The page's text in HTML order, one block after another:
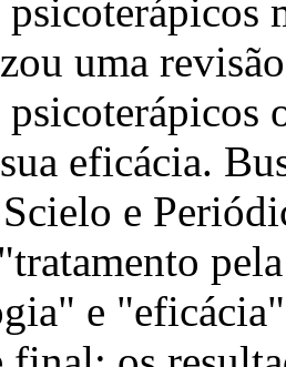
uma
eficácia.
e
e